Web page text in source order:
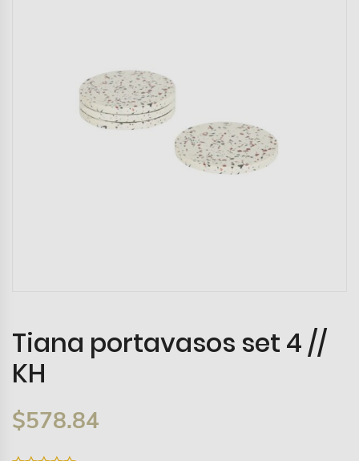
Tiana portavasos set 4 //
KH
$578.84